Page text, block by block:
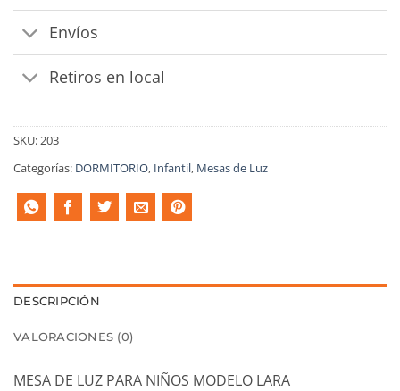
Envíos
Retiros en local
SKU:203
Categorías: DORMITORIO, Infantil, Mesas de Luz
DESCRIPCIÓN
VALORACIONES (0)
MESA DE LUZ PARA NIÑOS MODELO LARA